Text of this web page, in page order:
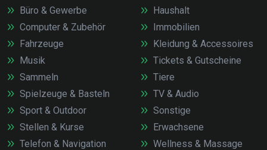
Büro & Gewerbe
Computer & Zubehör
Fahrzeuge
Haushalt
Immobilien
Kleidung & Accessoires
Musik
Sammeln
Spielzeuge & Basteln
Sport & Outdoor
Stellen & Kurse
Telefon & Navigation
Tickets & Gutscheine
Tiere
TV & Audio
Sonstige
Erwachsene
Wellness & Massage